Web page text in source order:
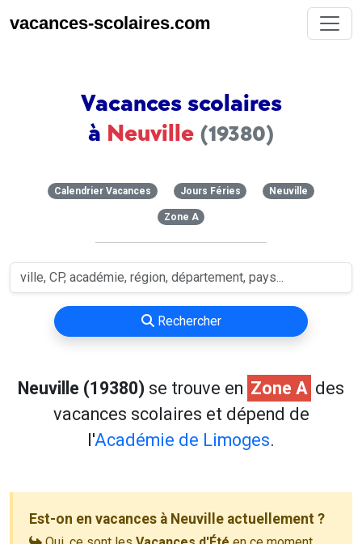
vacances-scolaires.com
Vacances scolaires
à Neuville (19380)
Calendrier Vacances Jours Féries Neuville
Zone A
Rechercher
Neuville (19380) se trouve en Zone A des
vacances scolaires et dépend de
l'Académie de Limoges.
Est-on en vacances à Neuville actuellement ?